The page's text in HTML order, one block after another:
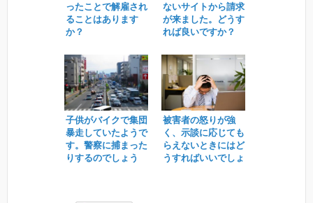
ったことで解雇され
ることはあります
か？
ないサイトから請求
が来ました。どうす
れば良いですか？
子供がバイクで集団
暴走していたようで
す。警察に捕まった
りするのでしょう
被害者の怒りが強
く、示談に応じても
らえないときにはど
うすればいいでしょ